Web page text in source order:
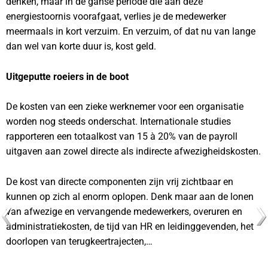
energiestoornis voorafgaat, verlies je de medewerker
meermaals in kort verzuim. En verzuim, of dat nu van lange
dan wel van korte duur is, kost geld.
Uitgeputte roeiers in de boot
De kosten van een zieke werknemer voor een organisatie
worden nog steeds onderschat. Internationale studies
rapporteren een totaalkost van 15 à 20% van de payroll
uitgaven aan zowel directe als indirecte afwezigheidskosten.
De kost van directe componenten zijn vrij zichtbaar en
kunnen op zich al enorm oplopen. Denk maar aan de lonen
van afwezige en vervangende medewerkers, overuren en
administratiekosten, de tijd van HR en leidinggevenden, het
doorlopen van terugkeertrajecten,…